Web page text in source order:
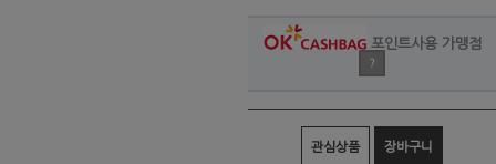
포인트사용 가맹점
?
관심상품 장바구니